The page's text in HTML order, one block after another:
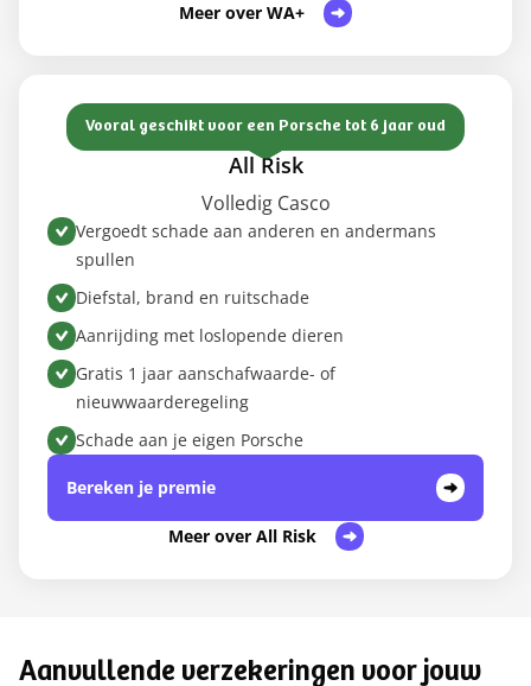
Meer over WA+
Vooral geschikt voor een Porsche tot 6 jaar oud
All Risk
Volledig Casco
Vergoedt schade aan anderen en andermans
spullen
Diefstal, brand en ruitschade
Aanrijding met loslopende dieren
Gratis 1 jaar aanschafwaarde- of
nieuwwaarderegeling
Schade aan je eigen Porsche
Bereken je premie
Meer over All Risk
Aanvullende verzekeringen voor jouw